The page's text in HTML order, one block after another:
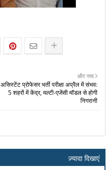
और नया
असिस्टेंट प्रोफेसर भर्ती परीक्षा अप्रैल में संभव:
5 शहरों में केंद्र, मल्टी-एजेंसी मॉडल से होगी
निगरानी
ज़्यादा दिखाएं